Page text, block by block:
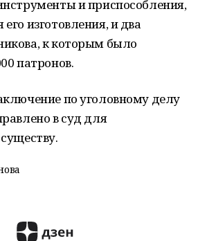
и приспособления,
изготовления, и два
к которым было
патронов.
по уголовному делу
в суд для